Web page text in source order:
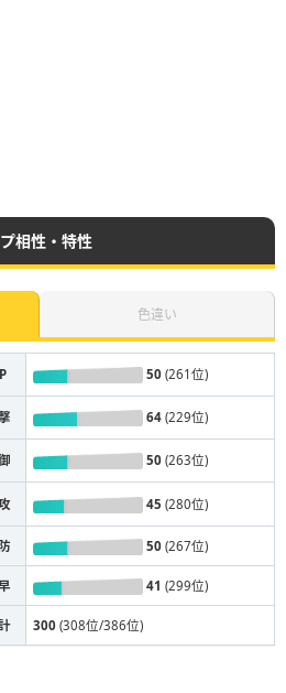
相性・特性
色違い
50 (261位)
64 (229位)
50 (263位)
45 (280位)
50 (267位)
41 (299位)
300 (308位/386位)